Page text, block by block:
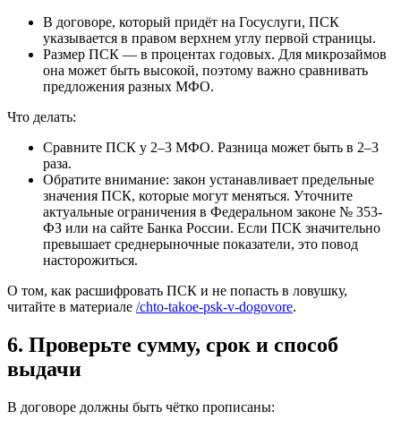
В договоре, который придёт на Госуслуги, ПСК
указывается в правом верхнем углу первой страницы.
Размер ПСК — в процентах годовых. Для микрозаймов
она может быть высокой, поэтому важно сравнивать
предложения разных МФО.
Что делать:
Сравните ПСК у 2–3 МФО. Разница может быть в 2–3
раза.
Обратите внимание: закон устанавливает предельные
значения ПСК, которые могут меняться. Уточните
актуальные ограничения в Федеральном законе № 353-
ФЗ или на сайте Банка России. Если ПСК значительно
превышает среднерыночные показатели, это повод
насторожиться.
О том, как расшифровать ПСК и не попасть в ловушку,
читайте в материале /chto-takoe-psk-v-dogovore.
6. Проверьте сумму, срок и способ
выдачи
В договоре должны быть чётко прописаны: